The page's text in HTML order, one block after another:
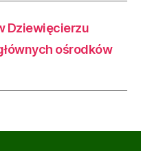
Dziewięcierzu
ośrodków